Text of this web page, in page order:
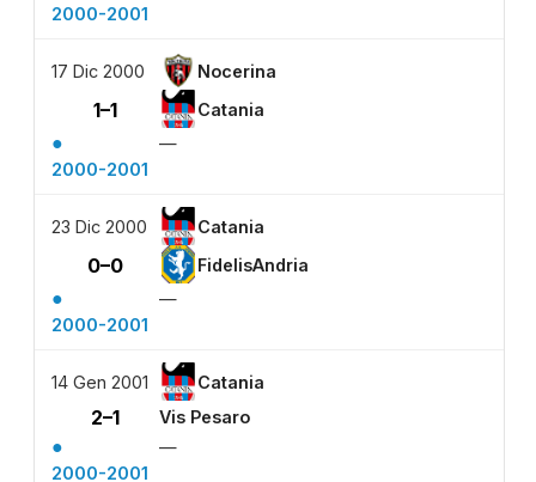
2000-2001
17 Dic 2000 Nocerina
1–1 Catania
●
—
2000-2001
23 Dic 2000 Catania
0–0 FidelisAndria
●
—
2000-2001
14 Gen 2001 Catania
2–1 Vis Pesaro
●
—
2000-2001